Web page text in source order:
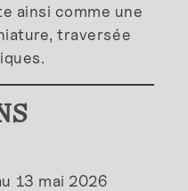
ainsi comme une
traversée
13 mai 2026